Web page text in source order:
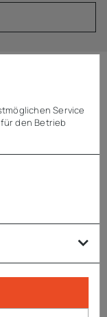
Rand ohne
Service
den Betrieb